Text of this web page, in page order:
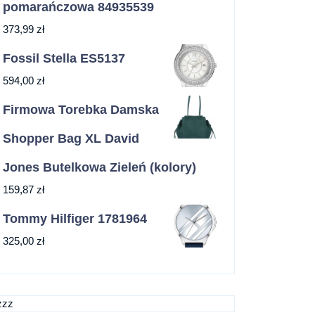
pomarańczowa 84935539
373,99 zł
Fossil Stella ES5137
594,00 zł
Firmowa Torebka Damska
Shopper Bag XL David
Jones Butelkowa Zieleń (kolory)
159,87 zł
Tommy Hilfiger 1781964
325,00 zł